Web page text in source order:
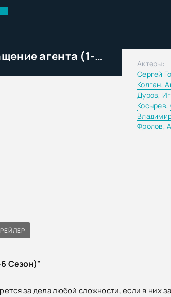
Пуля-дура: Возвращение агента (1-6 Сезон)
Актеры:
Сергей
Колган,
Дуров,
Косырев,
Фролов,
Сезон)"
за дела любой сложности, если в них